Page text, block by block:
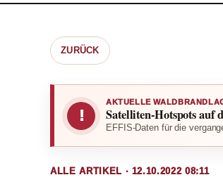
ZURÜCK
!
AKTUELLE
Satelliten-Hotspots auf
EFFIS-Daten für die
ALLE ARTIKEL · 12.10.2022 08:11